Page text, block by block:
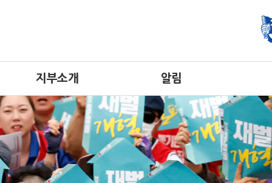
지부소개 알림